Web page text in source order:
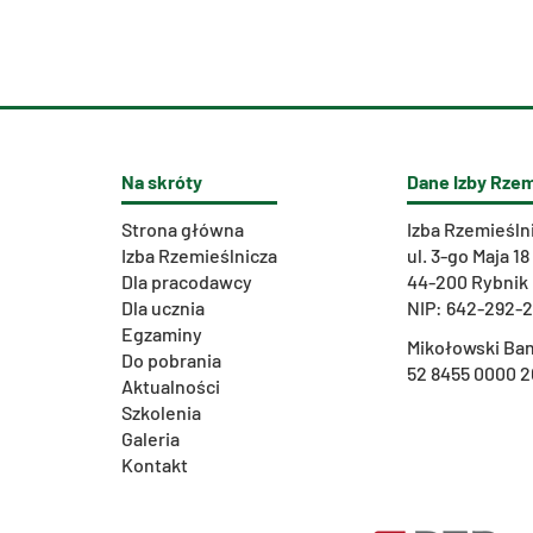
Na skróty
Strona główna
Izba Rzemieślnicza
Dla pracodawcy
Dla ucznia
Egzaminy
Do pobrania
Aktualności
Szkolenia
Galeria
Kontakt
Dane Izby
Izba
ul. 3-go Maja 18
44-200 Rybnik
NIP: 642-292-
Mikołowski
52 8455 0000